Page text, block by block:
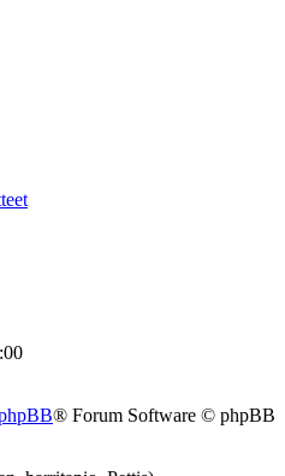
® Forum Software © phpBB